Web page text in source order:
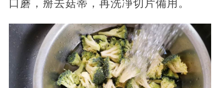
口蘑，掰去菇蒂，再洗凈切片備用。